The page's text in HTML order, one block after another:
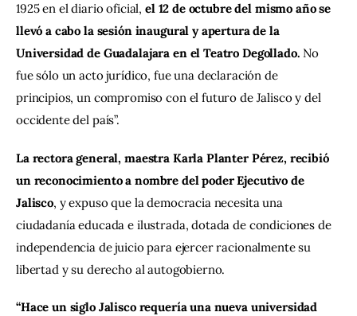
1925 en el diario oficial, el 12 de octubre del mismo año se
llevó a cabo la sesión inaugural y apertura de la
Universidad de Guadalajara en el Teatro Degollado. No
fue sólo un acto jurídico, fue una declaración de
principios, un compromiso con el futuro de Jalisco y del
occidente del país”.
La rectora general, maestra Karla Planter Pérez, recibió
un reconocimiento a nombre del poder Ejecutivo de
Jalisco, y expuso que la democracia necesita una
ciudadanía educada e ilustrada, dotada de condiciones de
independencia de juicio para ejercer racionalmente su
libertad y su derecho al autogobierno.
“Hace un siglo Jalisco requería una nueva universidad